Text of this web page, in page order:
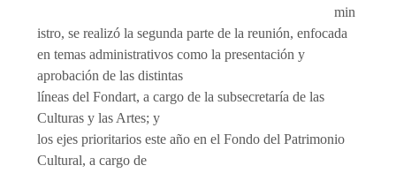
min
istro, se realizó la segunda parte de la reunión, enfocada
en temas administrativos como la presentación y
aprobación de las distintas
líneas del Fondart, a cargo de la subsecretaría de las
Culturas y las Artes; y
los ejes prioritarios este año en el Fondo del Patrimonio
Cultural, a cargo de